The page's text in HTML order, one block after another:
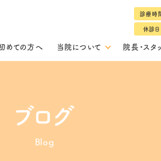
診療時
休診日
めての方へ 当院について 院長・スタ
ブログ
Blog